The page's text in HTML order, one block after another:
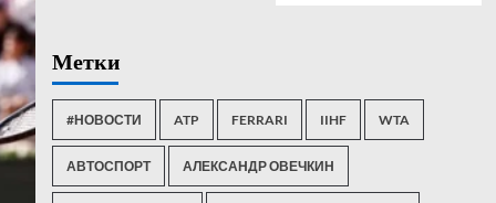
Метки
#НОВОСТИ ATP FERRARI IIHF WTA
АВТОСПОРТ АЛЕКСАНДР ОВЕЧКИН